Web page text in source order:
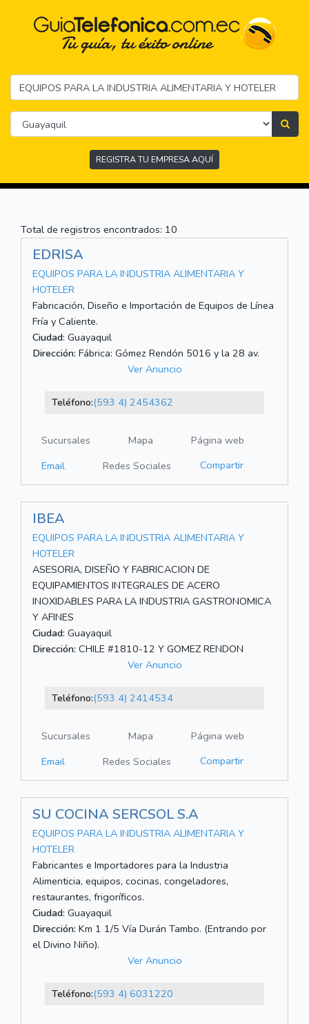
REGISTRA TU EMPRESA AQUÍ
Total de registros encontrados: 10
EDRISA
EQUIPOS PARA LA INDUSTRIA ALIMENTARIA Y
HOTELER
Fabricación, Diseño e Importación de Equipos de Línea
Fría y Caliente.
Ciudad: Guayaquil
Dirección: Fábrica: Gómez Rendón 5016 y la 28 av.
Ver Anuncio
Teléfono:(593 4) 2454362
Sucursales Mapa
Página web
Email
Redes Sociales Compartir
IBEA
EQUIPOS PARA LA INDUSTRIA ALIMENTARIA Y
HOTELER
ASESORIA, DISEÑO Y FABRICACION DE
EQUIPAMIENTOS INTEGRALES DE ACERO
INOXIDABLES PARA LA INDUSTRIA GASTRONOMICA
Y AFINES
Ciudad: Guayaquil
Dirección: CHILE #1810-12 Y GOMEZ RENDON
Ver Anuncio
Teléfono:(593 4) 2414534
Sucursales Mapa
Página web
Email
Redes Sociales Compartir
SU COCINA SERCSOL S.A
EQUIPOS PARA LA INDUSTRIA ALIMENTARIA Y
HOTELER
Fabricantes e Importadores para la Industria
Alimenticia, equipos, cocinas, congeladores,
restaurantes, frigoríficos.
Ciudad: Guayaquil
Dirección: Km 1 1/5 Vía Durán Tambo. (Entrando por
el Divino Niño).
Ver Anuncio
Teléfono:(593 4) 6031220